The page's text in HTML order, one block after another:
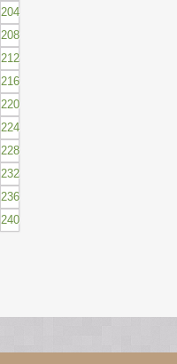
204
208
212
216
220
224
228
232
236
240